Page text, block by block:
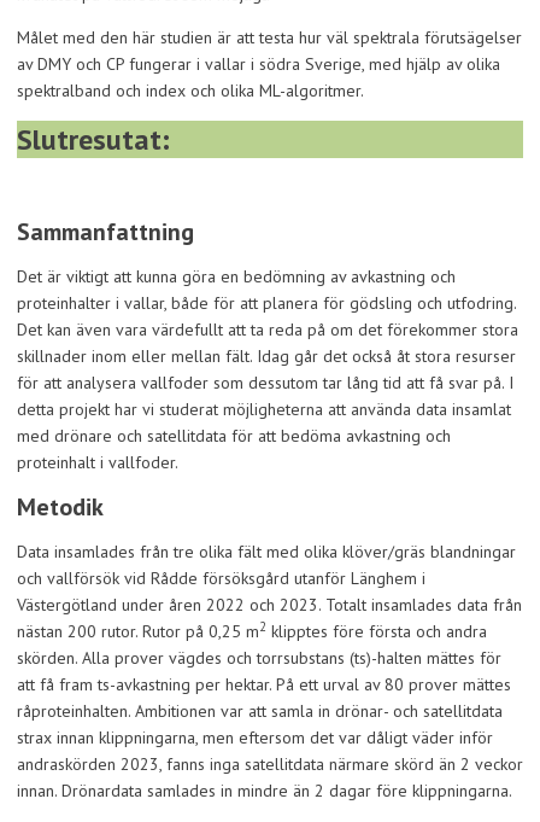
Målet med den här studien är att testa hur väl spektrala förutsägelser
av DMY och CP fungerar i vallar i södra Sverige, med hjälp av olika
spektralband och index och olika ML-algoritmer.
Slutresutat:
Sammanfattning
Det är viktigt att kunna göra en bedömning av avkastning och
proteinhalter i vallar, både för att planera för gödsling och utfodring.
Det kan även vara värdefullt att ta reda på om det förekommer stora
skillnader inom eller mellan fält. Idag går det också åt stora resurser
för att analysera vallfoder som dessutom tar lång tid att få svar på. I
detta projekt har vi studerat möjligheterna att använda data insamlat
med drönare och satellitdata för att bedöma avkastning och
proteinhalt i vallfoder.
Metodik
Data insamlades från tre olika fält med olika klöver/gräs blandningar
och vallförsök vid Rådde försöksgård utanför Länghem i
Västergötland under åren 2022 och 2023. Totalt insamlades data från
nästan 200 rutor. Rutor på 0,25 m2 klipptes före första och andra
skörden. Alla prover vägdes och torrsubstans (ts)-halten mättes för
att få fram ts-avkastning per hektar. På ett urval av 80 prover mättes
råproteinhalten. Ambitionen var att samla in drönar- och satellitdata
strax innan klippningarna, men eftersom det var dåligt väder inför
andraskörden 2023, fanns inga satellitdata närmare skörd än 2 veckor
innan. Drönardata samlades in mindre än 2 dagar före klippningarna.